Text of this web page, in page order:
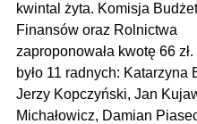
kwintal żyta. Komisja
Finansów oraz Rolnictwa
zaproponowała kwotę 66
było 11 radnych: Katarzyna
Jerzy Kopczyński, Jan
Michałowicz, Damian